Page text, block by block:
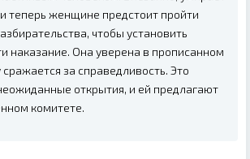
теперь женщине предстоит пройти
чтобы установить
наказание. Она уверена в прописанном
за справедливость. Это
открытия, и ей предлагают
комитете.